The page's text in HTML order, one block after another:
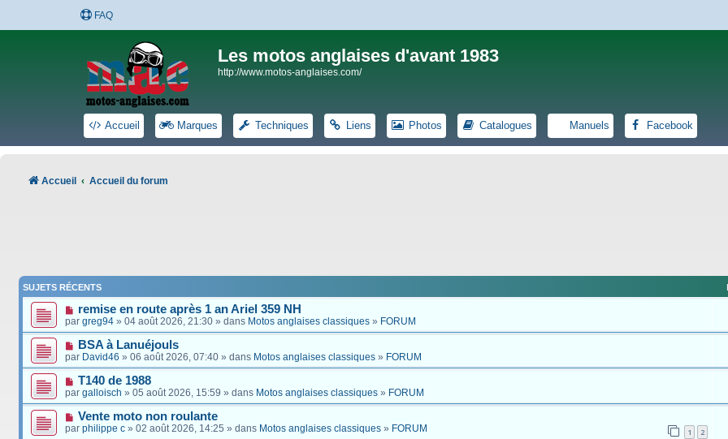
FAQ
Les motos anglaises d'avant 1983
http://www.motos-anglaises.com/
Accueil Marques Techniques Liens Photos Catalogues Manuels Facebook
Accueil Accueil du forum
SUJETS RÉCENTS
remise en route après 1 an Ariel 359 NH
par greg94 » 04 août 2026, 21:30 » dans Motos anglaises classiques » FORUM
BSA à Lanuéjouls
par David46 » 06 août 2026, 07:40 » dans Motos anglaises classiques » FORUM
T140 de 1988
par galloisch » 05 août 2026, 15:59 » dans Motos anglaises classiques » FORUM
Vente moto non roulante
1 2
par philippe c » 02 août 2026, 14:25 » dans Motos anglaises classiques » FORUM